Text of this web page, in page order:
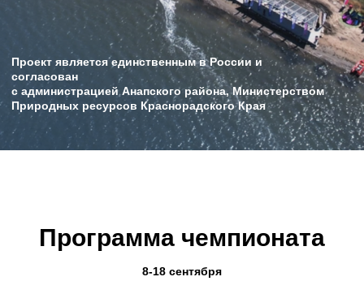
Программа чемпионата
8-18 сентября